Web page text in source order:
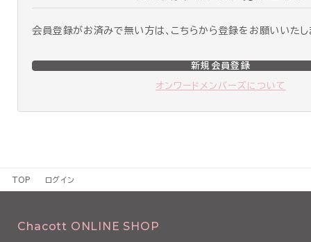
会員登録がお済みで無い方は、こちらから登録をお願いいたし
新規会員登録
オンワードメンバーズについて
TOP ログイン
Chacott ONLINE SHOP